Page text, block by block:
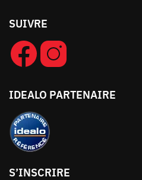
SUIVRE
IDEALO PARTENAIRE
S’INSCRIRE